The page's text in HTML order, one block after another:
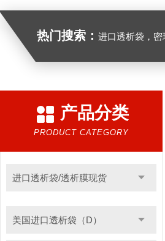
热门搜索： 进口透析袋，密理博ECL发光液，
产品分类
PRODUCT CATEGORY
进口透析袋/透析膜现货
美国进口透析袋（D）